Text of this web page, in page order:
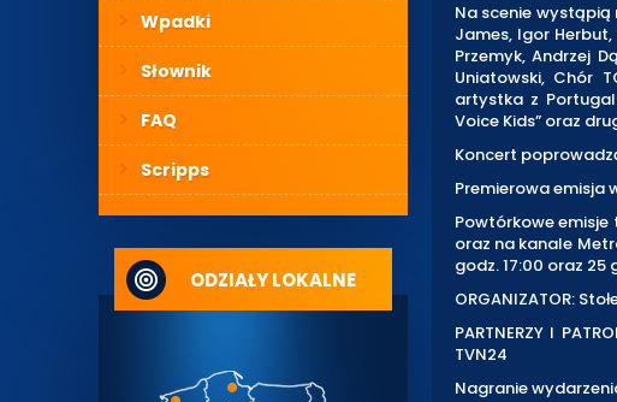
Wpadki
Słownik
FAQ
Scripps
ODZIAŁY LOKALNE
Na scenie wystąpią
James, Igor Herbut,
Przemyk, Andrzej
Uniatowski, Chór
artystka z
Voice Kids” oraz
Koncert
Premierowa emisja
Powtórkowe emisje
oraz na kanale
godz. 17:00 oraz 25
ORGANIZATOR:
PARTNERZY I
TVN24
Nagranie